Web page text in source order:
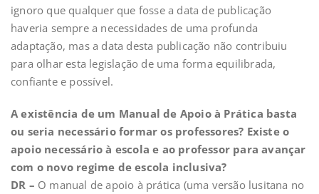
ignoro que qualquer que fosse a data de publicação
haveria sempre a necessidades de uma profunda
adaptação, mas a data desta publicação não contribuiu
para olhar esta legislação de uma forma equilibrada,
confiante e possível.
A existência de um Manual de Apoio à Prática basta
ou seria necessário formar os professores? Existe o
apoio necessário à escola e ao professor para avançar
com o novo regime de escola inclusiva?
DR – O manual de apoio à prática (uma versão lusitana no